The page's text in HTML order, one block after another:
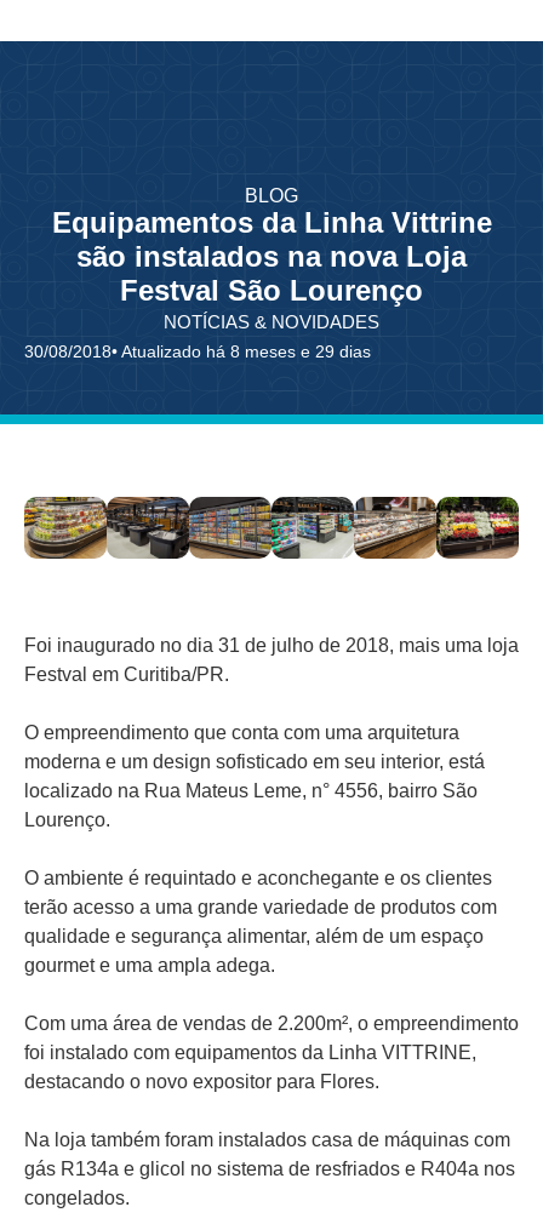
BLOG
Equipamentos da Linha Vittrine
são instalados na nova Loja
Festval São Lourenço
NOTÍCIAS & NOVIDADES
30/08/2018• Atualizado há 8 meses e 29 dias
Foi inaugurado no dia 31 de julho de 2018, mais uma loja
Festval em Curitiba/PR.
O empreendimento que conta com uma arquitetura
moderna e um design sofisticado em seu interior, está
localizado na Rua Mateus Leme, n° 4556, bairro São
Lourenço.
O ambiente é requintado e aconchegante e os clientes
terão acesso a uma grande variedade de produtos com
qualidade e segurança alimentar, além de um espaço
gourmet e uma ampla adega.
Com uma área de vendas de 2.200m², o empreendimento
foi instalado com equipamentos da Linha VITTRINE,
destacando o novo expositor para Flores.
Na loja também foram instalados casa de máquinas com
gás R134a e glicol no sistema de resfriados e R404a nos
congelados.